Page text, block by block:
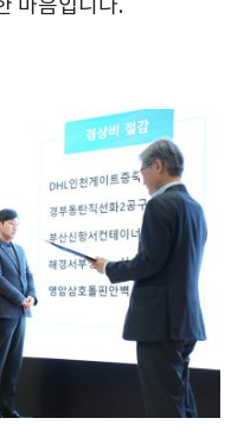
마음입니다.